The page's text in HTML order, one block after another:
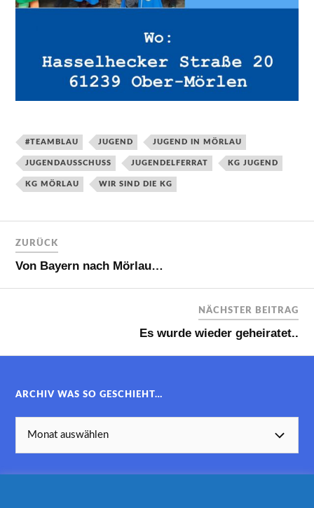
#TEAMBLAU JUGEND JUGEND IN MÖRLAU
JUGENDAUSSCHUSS JUGENDELFERRAT KG JUGEND
KG MÖRLAU WIR SIND DIE KG
ZURÜCK
Von Bayern nach Mörlau…
NÄCHSTER BEITRAG
Es wurde wieder geheiratet..
ARCHIV WAS SO GESCHIEHT…